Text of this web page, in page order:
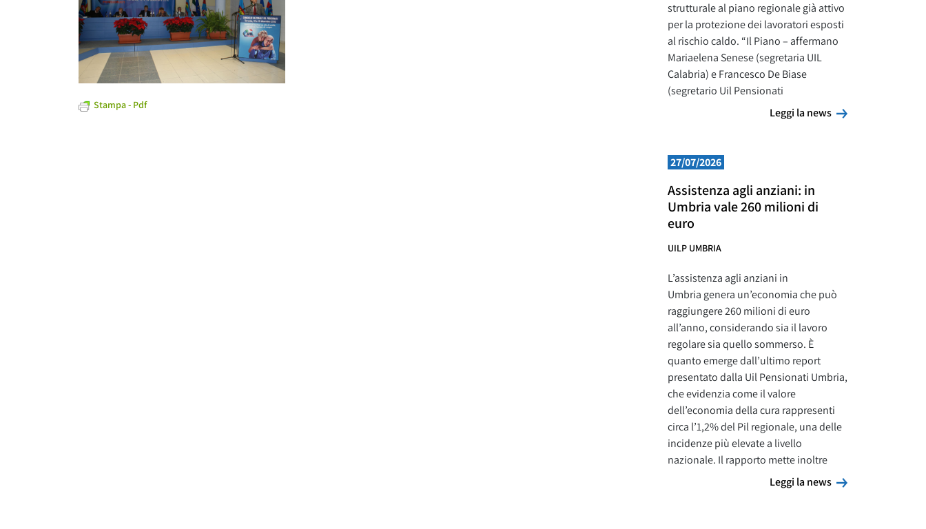
Stampa - Pdf
strutturale al piano regionale già attivo
per la protezione dei lavoratori esposti
al rischio caldo. “Il Piano – affermano
Mariaelena Senese (segretaria UIL
Calabria) e Francesco De Biase
(segretario Uil Pensionati
Leggi la news
Leggi la news
27/07/2026
Assistenza agli anziani: in
Umbria vale 260 milioni di
euro
UILP UMBRIA
L’assistenza agli anziani in
Umbria genera un’economia che può
raggiungere 260 milioni di euro
all’anno, considerando sia il lavoro
regolare sia quello sommerso. È
quanto emerge dall’ultimo report
presentato dalla Uil Pensionati Umbria,
che evidenzia come il valore
dell’economia della cura rappresenti
circa l’1,2% del Pil regionale, una delle
incidenze più elevate a livello
nazionale. Il rapporto mette inoltre
Leggi la news
Leggi la news